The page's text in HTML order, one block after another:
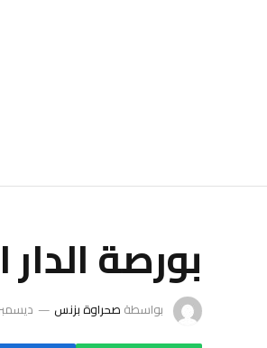
بورصة الدار البيضاء
بواسطة صحراوة بزنس ديسمبر 29, 2023